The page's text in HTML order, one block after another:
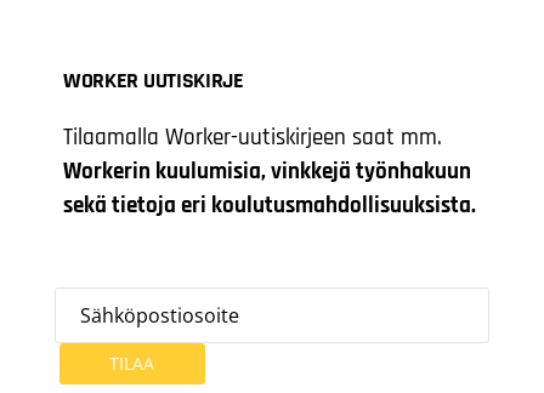
WORKER UUTISKIRJE
Tilaamalla Worker-uutiskirjeen saat mm.
Workerin kuulumisia, vinkkejä työnhakuun
sekä tietoja eri koulutusmahdollisuuksista.
TILAA